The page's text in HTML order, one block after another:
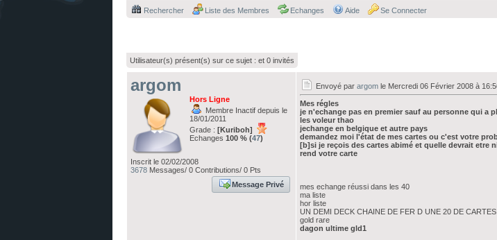
Rechercher Liste des Membres Echanges Aide Se Connecter
Utilisateur(s) présent(s) sur ce sujet : et 0 invités
argom
Hors Ligne
Membre Inactif depuis le
18/01/2011
Grade : [Kuriboh]
Echanges 100 % (47)
Inscrit le 02/02/2008
3678 Messages/ 0 Contributions/ 0 Pts
Message Privé
Envoyé par argom le Mercredi 06 Février 2008 à
Mes régles
je n'echange pas en premier sauf au personne qui a
les voleur thao
jechange en belgique et autre pays
demandez moi l'état de mes cartes ou c'est votre
[b]si je reçois des cartes abimé et quelle devrait etre
rend votre carte
mes echange réussi dans les 40
ma liste
hor liste
UN DEMI DECK CHAINE DE FER D UNE 20 DE
gold rare
dagon ultime gld1